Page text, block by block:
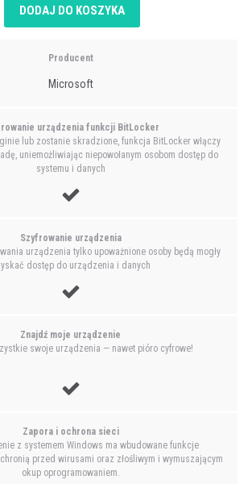
DODAJ DO KOSZYKA
Producent
Microsoft
urządzenia funkcji BitLocker
lub zostanie skradzione, funkcja BitLocker włączy
uniemożliwiając niepowołanym osobom dostęp do
systemu i danych
Szyfrowanie urządzenia
urządzenia tylko upoważnione osoby będą mogły
dostęp do urządzenia i danych
Znajdź moje urządzenie
swoje urządzenia — nawet pióro cyfrowe!
Zapora i ochrona sieci
z systemem Windows ma wbudowane funkcje
przed wirusami oraz złośliwym i wymuszającym
okup oprogramowaniem.